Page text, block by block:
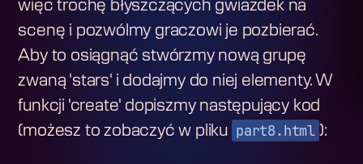
więc trochę błyszczących gwiazdek na
scenę i pozwólmy graczowi je pozbierać.
Aby to osiągnąć stwórzmy nową grupę
zwaną 'stars' i dodajmy do niej elementy. W
funkcji 'create' dopiszmy następujący kod
(możesz to zobaczyć w pliku part8.html ):